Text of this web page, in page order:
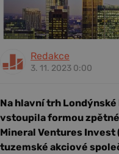
Redakce
3. 11. 2023 0:00
Na hlavní trh
vstoupila formou
Mineral Ventures Invest
tuzemské akciové